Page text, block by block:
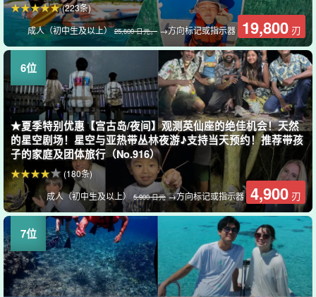
成人（初中生及以上）25,600 日元。→方向标记或指示器 19,800 刃
(223条)
★夏季特别优惠【宫古岛/夜间】观测英仙座的绝佳机会！天然
的星空剧场！星空与亚热带丛林夜游♪支持当天预约！推荐带孩
子的家庭及团体旅行（No.916）
成人（初中生及以上） 5,900 日元→方向标记或指示器 4,900 刃
(180条)